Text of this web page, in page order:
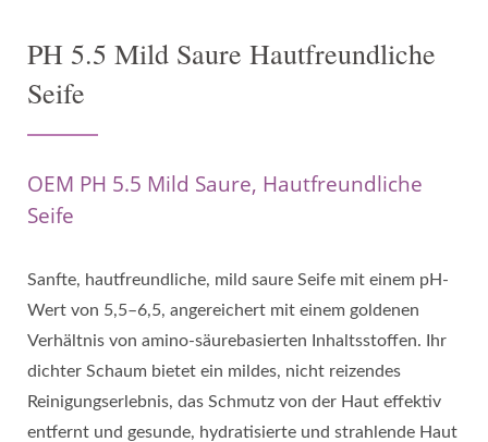
PH 5.5 Mild Saure Hautfreundliche
Seife
OEM PH 5.5 Mild Saure, Hautfreundliche
Seife
Sanfte, hautfreundliche, mild saure Seife mit einem pH-
Wert von 5,5–6,5, angereichert mit einem goldenen
Verhältnis von amino-säurebasierten Inhaltsstoffen. Ihr
dichter Schaum bietet ein mildes, nicht reizendes
Reinigungserlebnis, das Schmutz von der Haut effektiv
entfernt und gesunde, hydratisierte und strahlende Haut